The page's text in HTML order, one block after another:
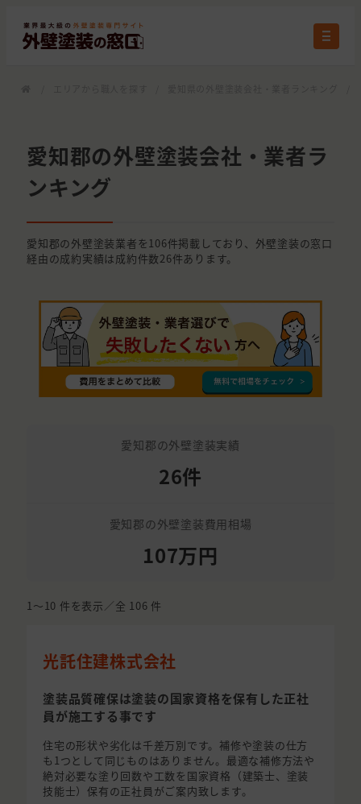
愛知郡の外壁塗装会社・業者ラ
ンキング
愛知郡の外壁塗装業者を106件掲載しており、外壁塗装の窓口
経由の成約実績は成約件数26件あります。
愛知郡の外壁塗装実績
26件
愛知郡の外壁塗装費用相場
107万円
1〜10 件を表示／全 106 件
光託住建株式会社
塗装品質確保は塗装の国家資格を保有した正社
員が施工する事です
住宅の形状や劣化は千差万別です。補修や塗装の仕方
も1つとして同じものはありません。最適な補修方法や
絶対必要な塗り回数や工数を国家資格（建築士、塗装
技能士）保有の正社員がご案内致します。